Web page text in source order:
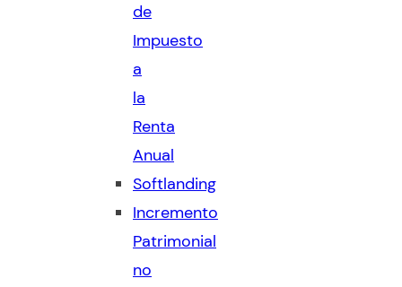
de
Impuesto
a
la
Renta
Anual
Softlanding
Incremento
Patrimonial
no